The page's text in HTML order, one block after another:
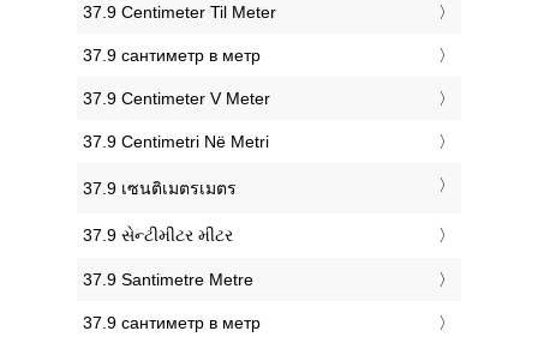
‎37.9 Centimeter Til Meter
‎37.9 сантиметр в метр
‎37.9 Centimeter V Meter
‎37.9 Centimetri Në Metri
‎37.9 เซนติเมตรเมตร
‎37.9 સેન્ટીમીટર મીટર
‎37.9 Santimetre Metre
‎37.9 сантиметр в метр